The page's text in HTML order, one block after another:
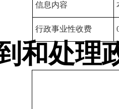
信息内容
行政事业性收费
和处理